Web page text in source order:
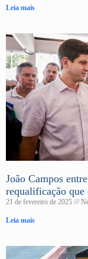
Leia mais
João Campos
requalificação
21 de fevereiro de 2025
Leia mais